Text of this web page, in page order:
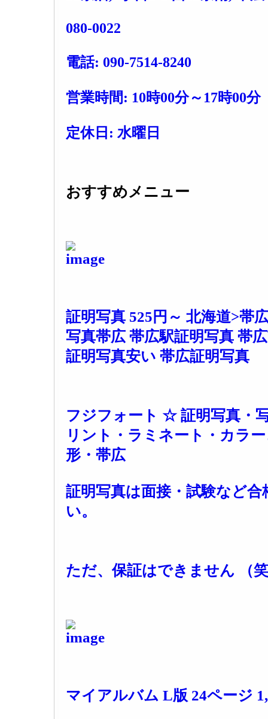
080-0022
電話: 090-7514-8240
営業時間: 10時00分～17時00分
定休日: 水曜日
おすすめメニュー
証明写真 525円～ 北海道>帯
写真帯広 帯広駅証明写真 帯
証明写真安い 帯広証明写真
フジフォート ☆ 証明写真・
リント・ラミネート・カラ
形・帯広
証明写真は面接・試験など
い。
ただ、保証はできません （
マイアルバム L版 24ページ